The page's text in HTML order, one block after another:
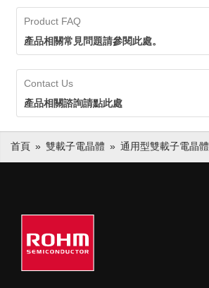
Product FAQ
產品相關常見問題請參閱此處。
Contact Us
產品相關諮詢請點此處
首頁 雙載子電晶體 通用型雙載子電晶體